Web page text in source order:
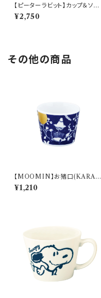
【ピーターラビット】カップ＆ソー
サー(ピーター)【PR650】 PR6
51-28
¥2,750
その他の商品
【MOOMIN】お猪口(KARAK
USA)【MM20000】MM200
02-349
¥1,210